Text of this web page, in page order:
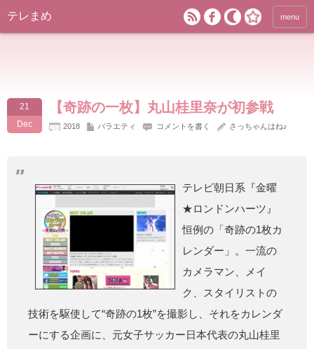
テレまめ menu
21
Dec
【奇跡の一枚】丸山桂里奈が初参戦
2018 バラエティ コメントを書く さっちゃんはね♪
テレビ朝日系『金曜
★ロンドンハーツ』
恒例の「奇跡の1枚カ
レンダー」。一流の
カメラマン、メイ
ク、スタイリストの
技術を駆使して“奇跡の1枚”を撮影し、それをカレンダ
ーにする企画に、元女子サッカー日本代表の丸山桂里